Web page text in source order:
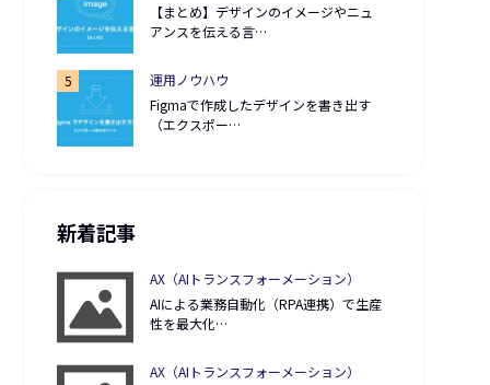
【まとめ】デザインのイメージやニュ
アンスを伝える言…
運用ノウハウ
Figmaで作成したデザインを書き出す
（エクスポー…
新着記事
AX（AIトランスフォーメーション）
AIによる業務自動化（RPA連携）で生産
性を最大化…
AX（AIトランスフォーメーション）